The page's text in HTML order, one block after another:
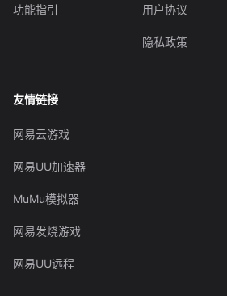
功能指引 用户协议
隐私政策
友情链接
网易云游戏
网易UU加速器
MuMu模拟器
网易发烧游戏
网易UU远程